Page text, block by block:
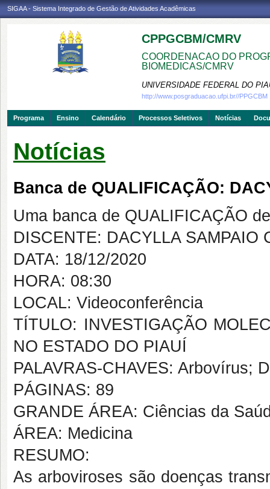
SIGAA - Sistema Integrado de Gestão de Atividades Acadêmicas
CPPGCBM/CMRV
COORDENACAO DO
BIOMEDICAS/CMRV
UNIVERSIDADE FEDERAL DO
http://www.posgraduacao.ufpi.br//PPGCBM
Programa Ensino Calendário Processos Seletivos Notícias
Notícias
Banca de QUALIFICAÇÃO:
Uma banca de QUALIFICAÇÃO
DISCENTE: DACYLLA SAMPAIO
DATA: 18/12/2020
HORA: 08:30
LOCAL: Videoconferência
TÍTULO: INVESTIGAÇÃO
NO ESTADO DO PIAUÍ
PALAVRAS-CHAVES: Arbovírus;
PÁGINAS: 89
GRANDE ÁREA: Ciências da
ÁREA: Medicina
RESUMO:
As arboviroses são doenças